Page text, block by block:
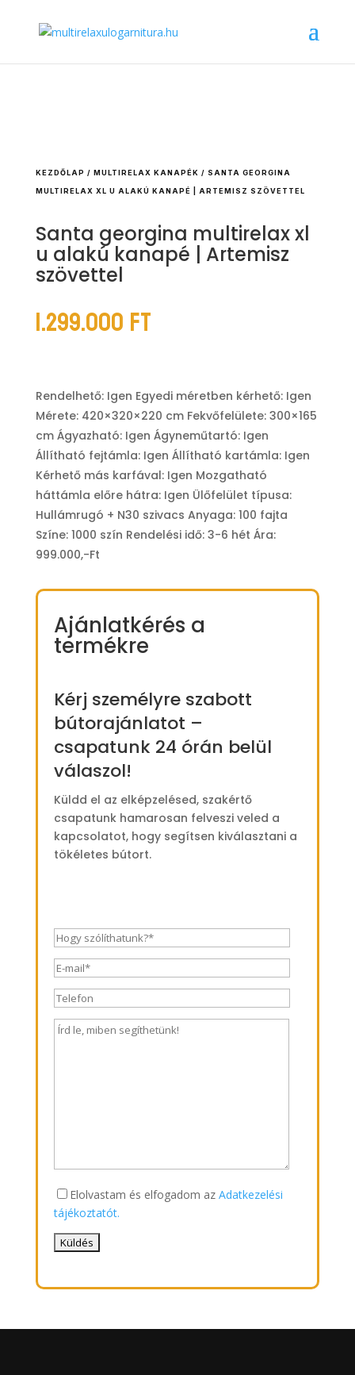
KEZDŐLAP / MULTIRELAX KANAPÉK / SANTA GEORGINA
MULTIRELAX XL U ALAKÚ KANAPÉ | ARTEMISZ SZÖVETTEL
Santa georgina multirelax xl
u alakú kanapé | Artemisz
szövettel
1.299.000Ft
Rendelhető: Igen Egyedi méretben kérhető: Igen
Mérete: 420×320×220 cm Fekvőfelülete: 300×165
cm Ágyazható: Igen Ágyneműtartó: Igen
Állítható fejtámla: Igen Állítható kartámla: Igen
Kérhető más karfával: Igen Mozgatható
háttámla előre hátra: Igen Ülőfelület típusa:
Hullámrugó + N30 szivacs Anyaga: 100 fajta
Színe: 1000 szín Rendelési idő: 3-6 hét Ára:
999.000,-Ft
Ajánlatkérés a
termékre
Kérj személyre szabott
bútorajánlatot –
csapatunk 24 órán belül
válaszol!
Küldd el az elképzelésed, szakértő
csapatunk hamarosan felveszi veled a
kapcsolatot, hogy segítsen kiválasztani a
tökéletes bútort.
Elolvastam és elfogadom az Adatkezelési
tájékoztatót.